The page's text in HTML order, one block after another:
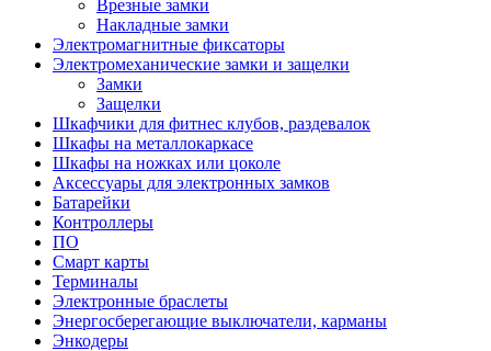
Врезные замки
Накладные замки
Электромагнитные фиксаторы
Электромеханические замки и защелки
Замки
Защелки
Шкафчики для фитнес клубов, раздевалок
Шкафы на металлокаркасе
Шкафы на ножках или цоколе
Аксессуары для электронных замков
Батарейки
Контроллеры
ПО
Смарт карты
Терминалы
Электронные браслеты
Энергосберегающие выключатели, карманы
Энкодеры